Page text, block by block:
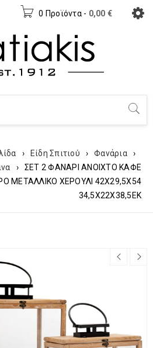
0 Προϊόντα - 0,00 €
› Είδη Σπιτιού › Φανάρια
›
›
ΣΕΤ 2 ΦΑΝΑΡΙ ΑΝΟΙΧΤΟ ΚΑΦΕ
ΜΕΤΑΛΛΙΚΟ ΧΕΡΟΥΛΙ 42Χ29,5Χ54
34,5Χ22Χ38,5ΕΚ